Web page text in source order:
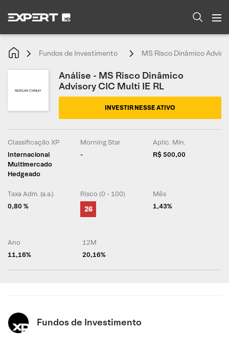
Fundos de Investimento MS Risco Dinâmico
Análise - MS Risco Dinâmico
Advisory CIC Multi IE RL
INVESTIR NESSE ATIVO
Classificação XP
Internacional
Multimercado
Hedgeado
Morning Star
-
Aplic. Mín.
R$ 500,00
Taxa Adm. (a.a.)
0,80 %
Risco (0 - 100)
26
Mês
1,43%
Ano
11,16%
12M
20,16%
Fundos de Investimento